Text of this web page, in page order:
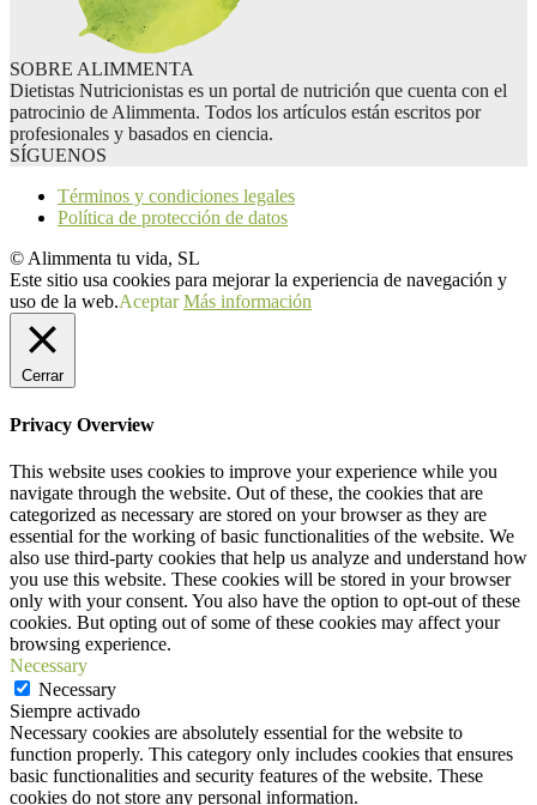
SOBRE ALIMMENTA
Dietistas Nutricionistas es un portal de nutrición que cuenta con el
patrocinio de Alimmenta. Todos los artículos están escritos por
profesionales y basados en ciencia.
SÍGUENOS
Términos y condiciones legales
Política de protección de datos
© Alimmenta tu vida, SL
Este sitio usa cookies para mejorar la experiencia de navegación y
uso de la web.Aceptar Más información
Cerrar
Privacy Overview
This website uses cookies to improve your experience while you
navigate through the website. Out of these, the cookies that are
categorized as necessary are stored on your browser as they are
essential for the working of basic functionalities of the website. We
also use third-party cookies that help us analyze and understand how
you use this website. These cookies will be stored in your browser
only with your consent. You also have the option to opt-out of these
cookies. But opting out of some of these cookies may affect your
browsing experience.
Necessary
Necessary
Siempre activado
Necessary cookies are absolutely essential for the website to
function properly. This category only includes cookies that ensures
basic functionalities and security features of the website. These
cookies do not store any personal information.